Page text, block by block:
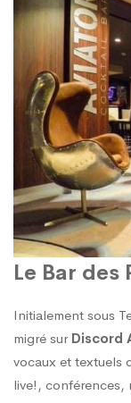
Le Bar des
Initialement sous
migré sur Discord
vocaux et textuels
live!, conférences,